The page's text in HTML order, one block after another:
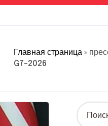
Главная страница »
G7-2026
Н
а